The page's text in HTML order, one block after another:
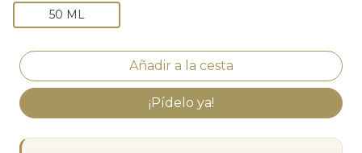
50 ML
¡Pídelo ya!